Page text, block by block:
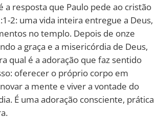
a resposta que Paulo pede ao cristão
2: uma vida inteira entregue a Deus,
no templo. Depois de onze
a graça e a misericórdia de Deus,
qual é a adoração que faz sentido
oferecer o próprio corpo em
a mente e viver a vontade do
É uma adoração consciente, prática